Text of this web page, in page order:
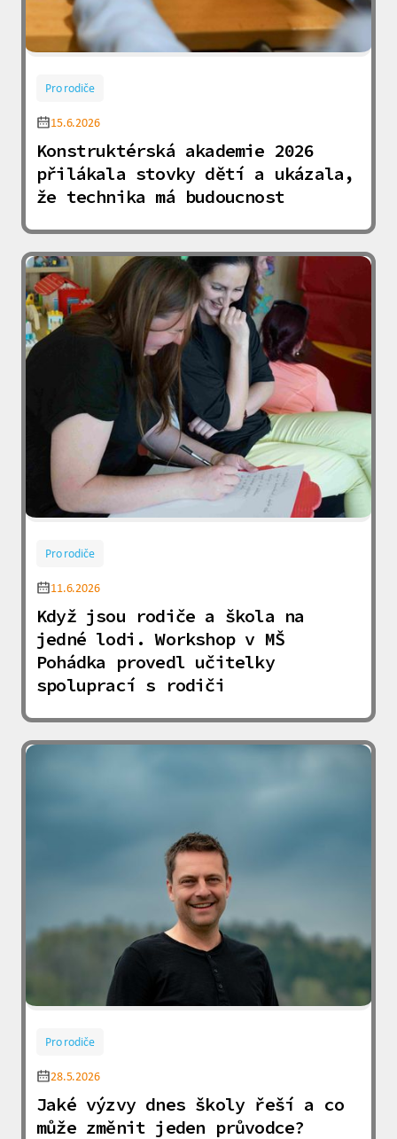
Pro rodiče
15.6.2026
Konstruktérská akademie 2026
přilákala stovky dětí a ukázala,
že technika má budoucnost
Pro rodiče
11.6.2026
Když jsou rodiče a škola na
jedné lodi. Workshop v MŠ
Pohádka provedl učitelky
spoluprací s rodiči
Pro rodiče
28.5.2026
Jaké výzvy dnes školy řeší a co
může změnit jeden průvodce?